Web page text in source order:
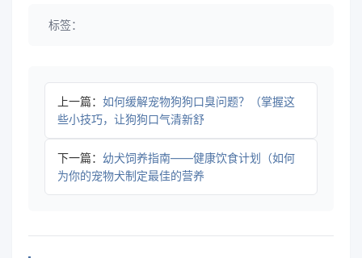
标签：
上一篇： 如何缓解宠物狗狗口臭问题？（掌握这
些小技巧，让狗狗口气清新舒
下一篇： 幼犬饲养指南——健康饮食计划（如何
为你的宠物犬制定最佳的营养